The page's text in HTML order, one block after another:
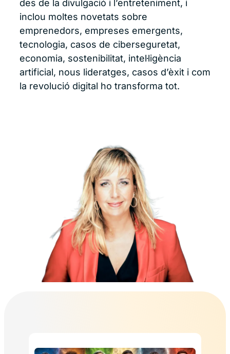
des de la divulgació i l’entreteniment, i
inclou moltes novetats sobre
emprenedors, empreses emergents,
tecnologia, casos de ciberseguretat,
economia, sostenibilitat, intel·ligència
artificial, nous lideratges, casos d’èxit i com
la revolució digital ho transforma tot.